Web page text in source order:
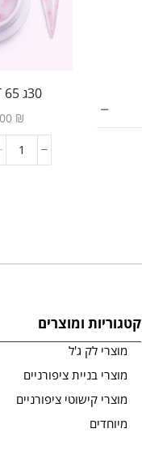
30ג 65 JULIET
₪
קטגוריות ומוצרים
מוצרי לק ג'ל
מוצרי בניית ציפורניים
מוצרי קישוטי ציפורניים
מיוחדים